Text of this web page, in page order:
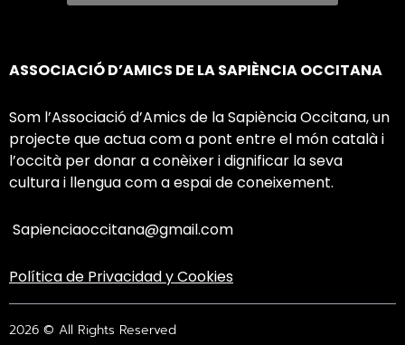
ASSOCIACIÓ D’AMICS DE LA SAPIÈNCIA OCCITANA
Som l’Associació d’Amics de la Sapiència Occitana, un
projecte que actua com a pont entre el món català i
l’occità per donar a conèixer i dignificar la seva
cultura i llengua com a espai de coneixement.​
Sapienciaoccitana@gmail.com
Política de Privacidad y Cookies
2026 © All Rights Reserved